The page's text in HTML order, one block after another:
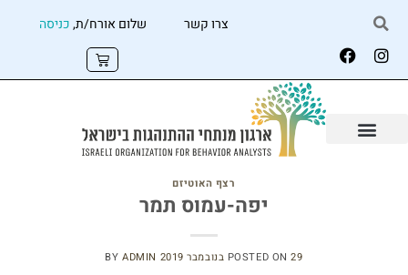
צרו קשר שלום אורח/ת,כניסה
רצף האוטיזם
יפה-עמוס תמר
POSTED ON29 בנובמבר 2019 BYADMIN